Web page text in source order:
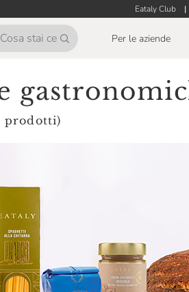
Eataly Club |
Per le aziende
prodotti)